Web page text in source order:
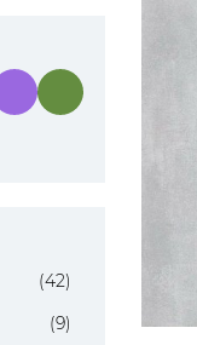
(42)
(9)